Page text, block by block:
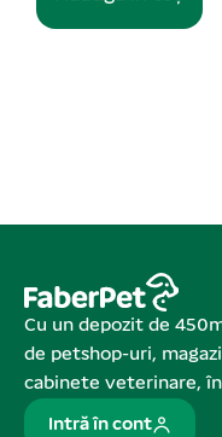
Cu un depozit de
de petshop-uri,
cabinete veterinare,
Intră în cont